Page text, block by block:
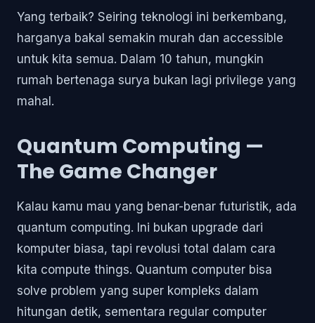
Yang terbaik? Seiring teknologi ini berkembang,
harganya bakal semakin murah dan accessible
untuk kita semua. Dalam 10 tahun, mungkin
rumah bertenaga surya bukan lagi privilege yang
mahal.
Quantum Computing —
The Game Changer
Kalau kamu mau yang benar-benar futuristik, ada
quantum computing. Ini bukan upgrade dari
komputer biasa, tapi revolusi total dalam cara
kita compute things. Quantum computer bisa
solve problem yang super kompleks dalam
hitungan detik, sementara regular computer